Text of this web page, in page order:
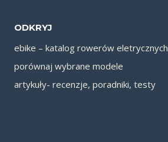
ODKRYJ
ebike – katalog rowerów eletrycznych
porównaj wybrane modele
artykuły- recenzje, poradniki, testy